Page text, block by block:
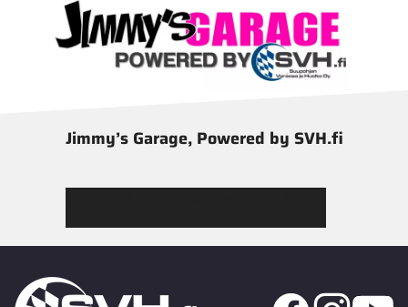
Jimmy’s Garage, Powered by SVH.fi